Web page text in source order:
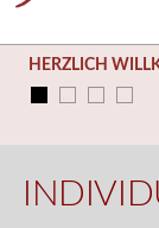
HERZLICH